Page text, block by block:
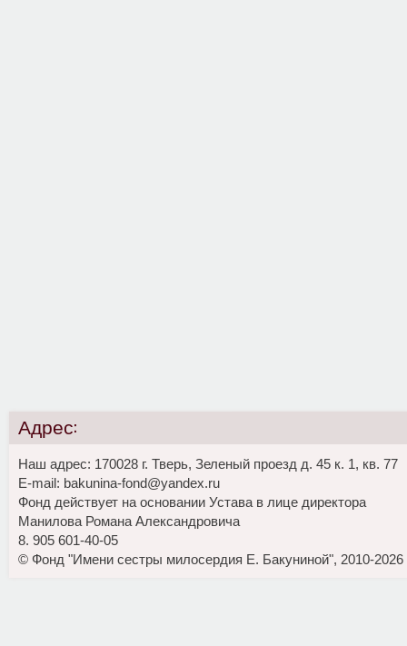
Адрес:
Наш адрес: 170028 г. Тверь, Зеленый проезд д. 45 к. 1, кв. 77
E-mail: bakunina-fond@yandex.ru
Фонд действует на основании Устава в лице директора
Манилова Романа Александровича
8. 905 601-40-05
© Фонд "Имени сестры милосердия Е. Бакуниной", 2010-2026